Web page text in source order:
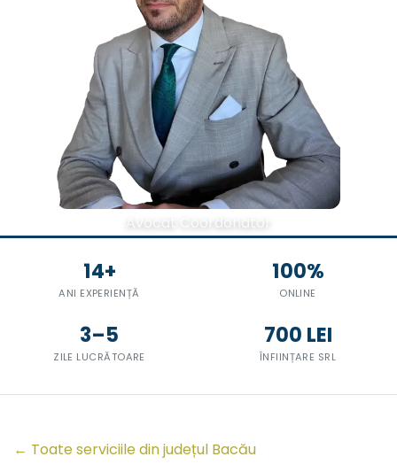
Avocat Coordonator
14+
ANI EXPERIENȚĂ
100%
ONLINE
3–5
ZILE LUCRĂTOARE
700 LEI
ÎNFIINȚARE SRL
← Toate serviciile din județul Bacău